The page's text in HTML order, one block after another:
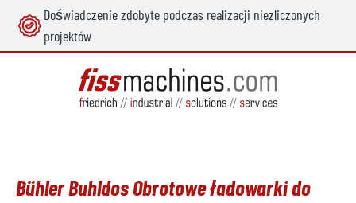
zawartości
Doświadczenie zdobyte podczas realizacji niezliczonych
projektów
Bühler Buhldos Obrotowe ładowarki do